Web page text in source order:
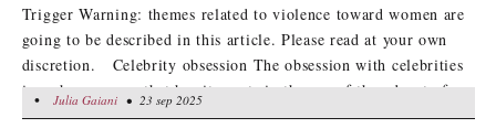
Trigger Warning: themes related to violence toward women are
going to be described in this article. Please read at your own
discretion. Celebrity obsession The obsession with celebrities
is a phenomenon that has its roots in the era of the advent of
mass media. Let's think about the so-called
Julia Gaiani• 23 sep 2025
•Julia Gaiani • 23 sep 2025